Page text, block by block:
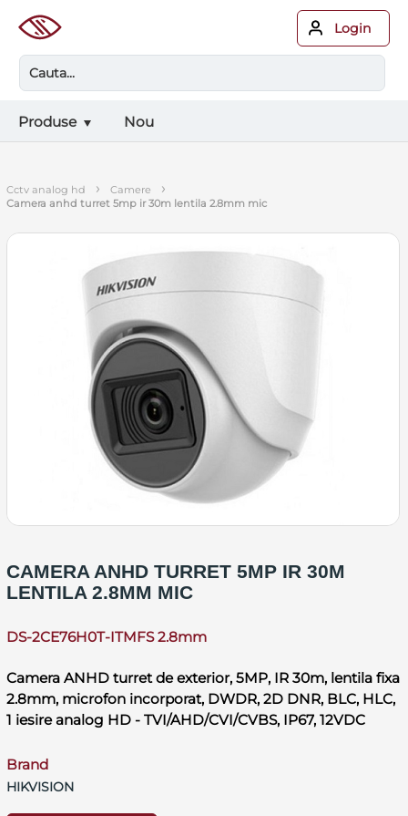
Login
Produse Nou
cctv analog hd › camere ›
camera anhd turret 5mp ir 30m lentila 2.8mm mic
CAMERA ANHD TURRET 5MP IR 30M
LENTILA 2.8MM MIC
DS-2CE76H0T-ITMFS 2.8mm
Camera ANHD turret de exterior, 5MP, IR 30m, lentila fixa
2.8mm, microfon incorporat, DWDR, 2D DNR, BLC, HLC,
1 iesire analog HD - TVI/AHD/CVI/CVBS, IP67, 12VDC
Brand
HIKVISION